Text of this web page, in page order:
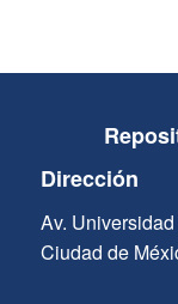
Dirección
Av.
Ciudad de